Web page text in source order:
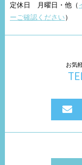
定休日 月曜日・他（
ーご確認ください）
お気